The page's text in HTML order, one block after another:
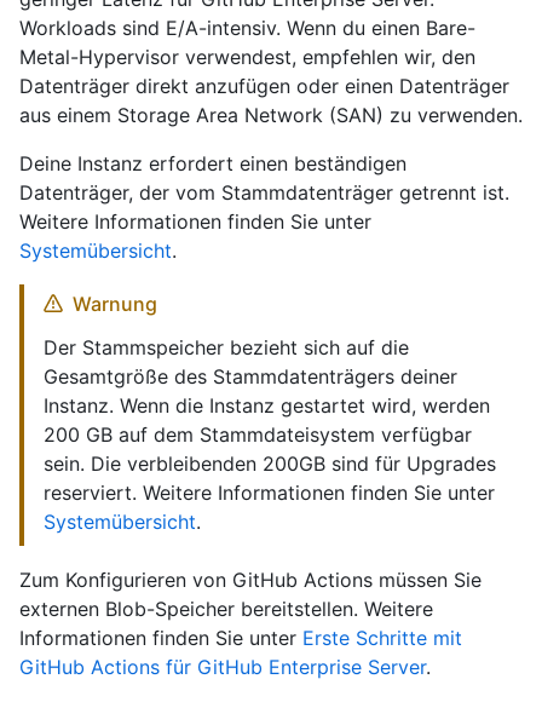
Workloads sind E/A-intensiv. Wenn du einen Bare-
Metal-Hypervisor verwendest, empfehlen wir, den
Datenträger direkt anzufügen oder einen Datenträger
aus einem Storage Area Network (SAN) zu verwenden.
Deine Instanz erfordert einen beständigen
Datenträger, der vom Stammdatenträger getrennt ist.
Weitere Informationen finden Sie unter
Systemübersicht.
Warnung
Der Stammspeicher bezieht sich auf die
Gesamtgröße des Stammdatenträgers deiner
Instanz. Wenn die Instanz gestartet wird, werden
200 GB auf dem Stammdateisystem verfügbar
sein. Die verbleibenden 200GB sind für Upgrades
reserviert. Weitere Informationen finden Sie unter
Systemübersicht.
Zum Konfigurieren von GitHub Actions müssen Sie
externen Blob-Speicher bereitstellen. Weitere
Informationen finden Sie unter Erste Schritte mit
GitHub Actions für GitHub Enterprise Server.